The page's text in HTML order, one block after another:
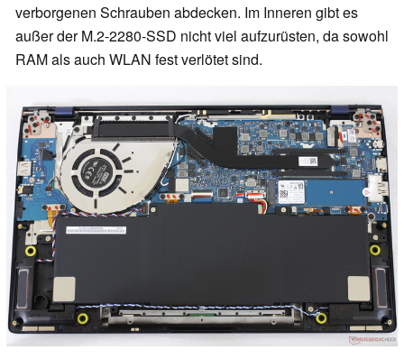
verborgenen Schrauben abdecken. Im Inneren gibt es
außer der M.2-2280-SSD nicht viel aufzurüsten, da sowohl
RAM als auch WLAN fest verlötet sind.